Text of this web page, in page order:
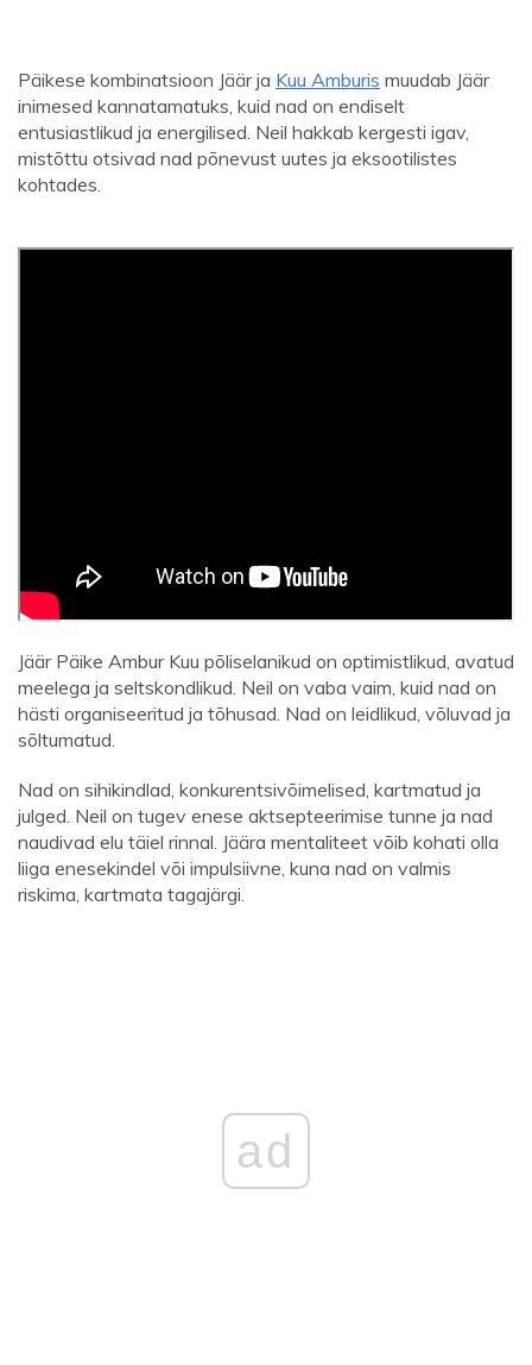
Päikese kombinatsioon Jäär ja Kuu Amburis muudab Jäär
inimesed kannatamatuks, kuid nad on endiselt
entusiastlikud ja energilised. Neil hakkab kergesti igav,
mistõttu otsivad nad põnevust uutes ja eksootilistes
kohtades.
Jäär Päike Ambur Kuu põliselanikud on optimistlikud, avatud
meelega ja seltskondlikud. Neil on vaba vaim, kuid nad on
hästi organiseeritud ja tõhusad. Nad on leidlikud, võluvad ja
sõltumatud.
Nad on sihikindlad, konkurentsivõimelised, kartmatud ja
julged. Neil on tugev enese aktsepteerimise tunne ja nad
naudivad elu täiel rinnal. Jäära mentaliteet võib kohati olla
liiga enesekindel või impulsiivne, kuna nad on valmis
riskima, kartmata tagajärgi.
ad